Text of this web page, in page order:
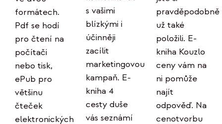
formátech.
Pdf se hodí
pro čtení na
počítači
nebo tisk,
ePub pro
většinu
čteček
elektronických
s vašimi
blízkými i
účinněji
zacílit
marketingovou
kampaň. E-
kniha 4
cesty duše
vás seznámí
pravděpodobně
už také
položili. E-
kniha Kouzlo
ceny vám na
ni pomůže
najít
odpověď. Na
cenotvorbu